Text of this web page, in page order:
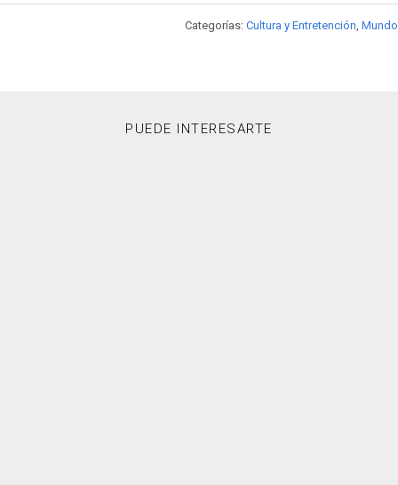
Categorías: Cultura y Entretención, Mundo
PUEDE INTERESARTE